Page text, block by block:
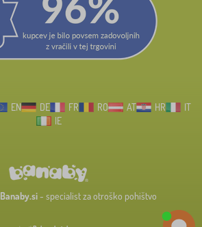
EN DE FR RO AT HR
IT
IE
Banaby.si- specialist za otroško pohištvo